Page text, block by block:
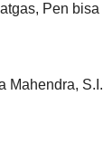
Pen
Mahendra,